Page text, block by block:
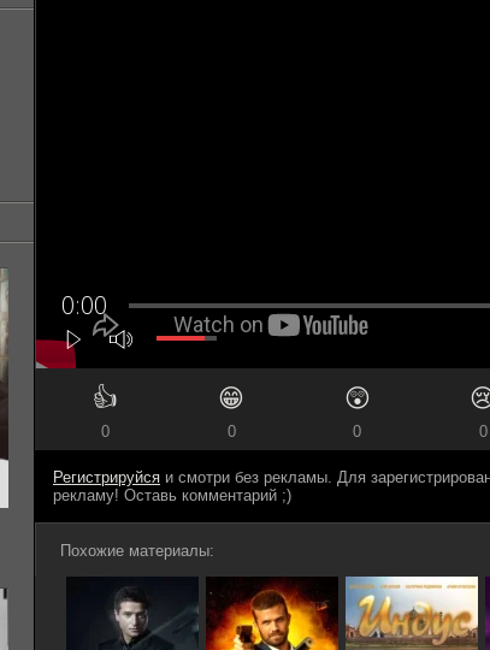
👍
0
😁
0
😲
0 0
Регистрируйся и смотри без рекламы. Для
рекламу! Оставь комментарий ;)
Похожие материалы: